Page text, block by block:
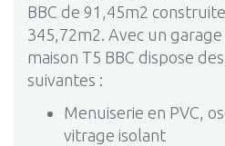
BBC de 91,45m2
345,72m2. Avec un
maison T5 BBC dispose
suivantes :
Menuiserie en PVC,
vitrage isolant